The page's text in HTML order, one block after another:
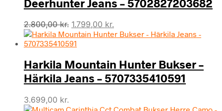
Deerhunter Jeans – 5702827203682
2.800,00kr. Den
oprindelige
pris
2.800,00 kr..
1.799,00 kr.
aktuelle
1.799,00 kr..
Harkila Mountain Hunter Bukser –
Härkila Jeans – 5707335410591
3.699,00 kr.